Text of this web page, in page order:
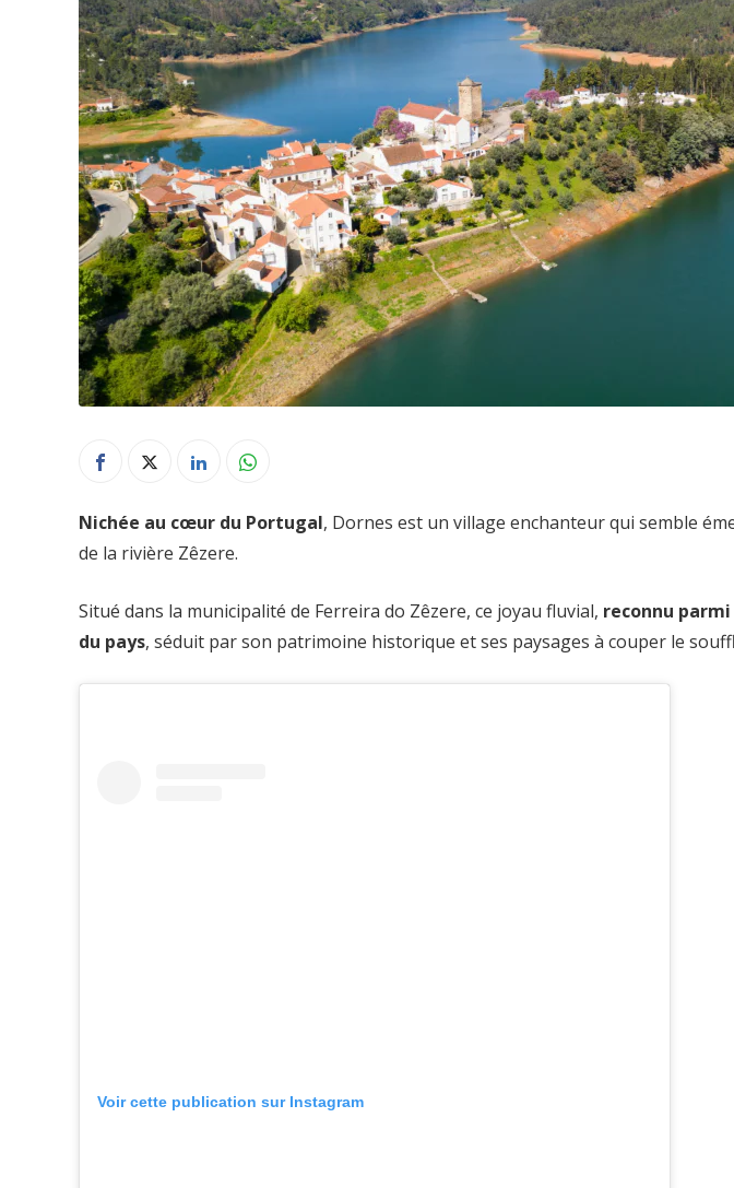
Nichée au cœur du Portugal, Dornes est un village enchanteur qui semble
de la rivière Zêzere.
Situé dans la municipalité de Ferreira do Zêzere, ce joyau fluvial, reconnu
du pays, séduit par son patrimoine historique et ses paysages à couper le
Voir cette publication sur Instagram